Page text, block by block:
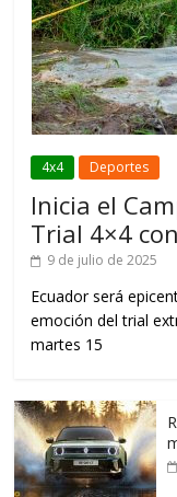
4x4 Deportes
Inicia el
Trial 4×4
9 de julio de 2025
Ecuador será
emoción del trial
martes 15